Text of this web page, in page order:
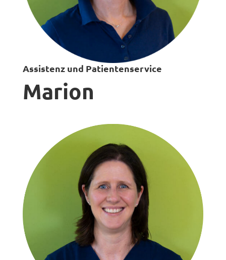
Assistenz und Patientenservice
Marion